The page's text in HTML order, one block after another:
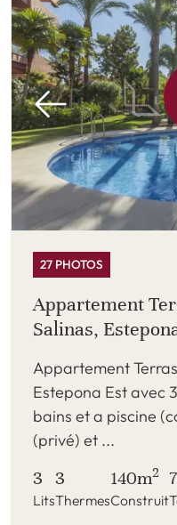
27 PHOTOS
Appartement
Salinas,
Appartement
Estepona Est avec
bains et a piscine
(privé) et ...
3
Lits
3
Thermes
140m2
Construit